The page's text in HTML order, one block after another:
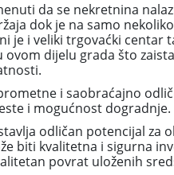
da se nekretnina
dok je na samo
je i veliki trgovaćki centar
ovom dijelu grada što
i saobraćajno
i mogućnost dogradnje.
odličan potencijal za
biti kvalitetna i sigurna
povrat uloženih